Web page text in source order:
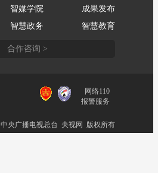
智媒学院
成果发布
智慧政务 智慧教育
合作咨询 >
网络110
报警服务
中央广播电视总台 央视网 版权所有